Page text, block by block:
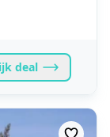
deal